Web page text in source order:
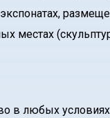
местах
в любых